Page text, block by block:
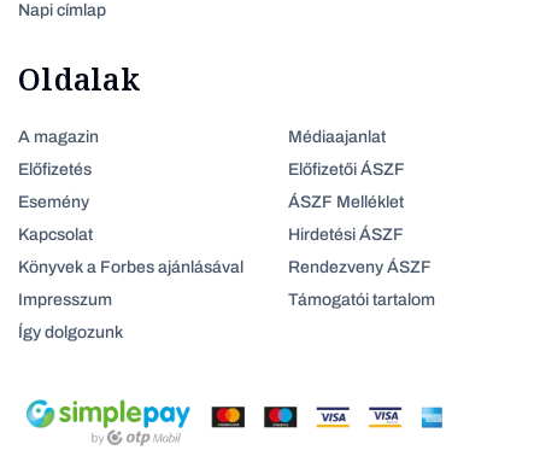
Napi címlap
Oldalak
A magazin
Előfizetés
Esemény
Kapcsolat
Könyvek a Forbes ajánlásával
Impresszum
Így dolgozunk
Médiaajanlat
Előfizetői ÁSZF
ÁSZF Melléklet
Hirdetési ÁSZF
Rendezveny ÁSZF
Támogatói tartalom